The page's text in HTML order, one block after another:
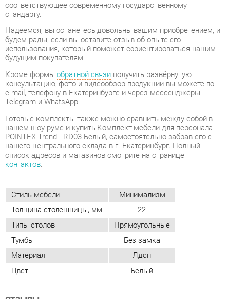
Кроме формыобратной связи получить развёрнутую
консультацию, фото и видеообзор продукции вы можете по
e-mail, телефону в Екатеринбурге и через мессенджеры
Telegram и WhatsApp.
Готовые комплекты также можно сравнить между собой в
нашем шоу-руме и купить Комплект мебели для персонала
POINTEX Trend TRD03 Белый, самостоятельно забрав его с
нашего центрального склада в г. Екатеринбург. Полный
список адресов и магазинов смотрите на странице
контактов.
Стиль мебели Минимализм
Толщина столешницы, мм 22
Типы столов
Прямоугольные
Тумбы
Цвет
Белый
ОТЗЫВЫ
Пока нет отзывов, поделитесь первым своим мнением.
ДОБАВИТЬ ОТЗЫВ